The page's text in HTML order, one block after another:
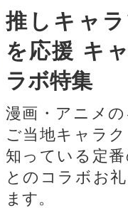
推しキャ
を応援 キ
ラボ特集
漫画・アニメ
ご当地キャラ
知っている定
とのコラボお
ます。​